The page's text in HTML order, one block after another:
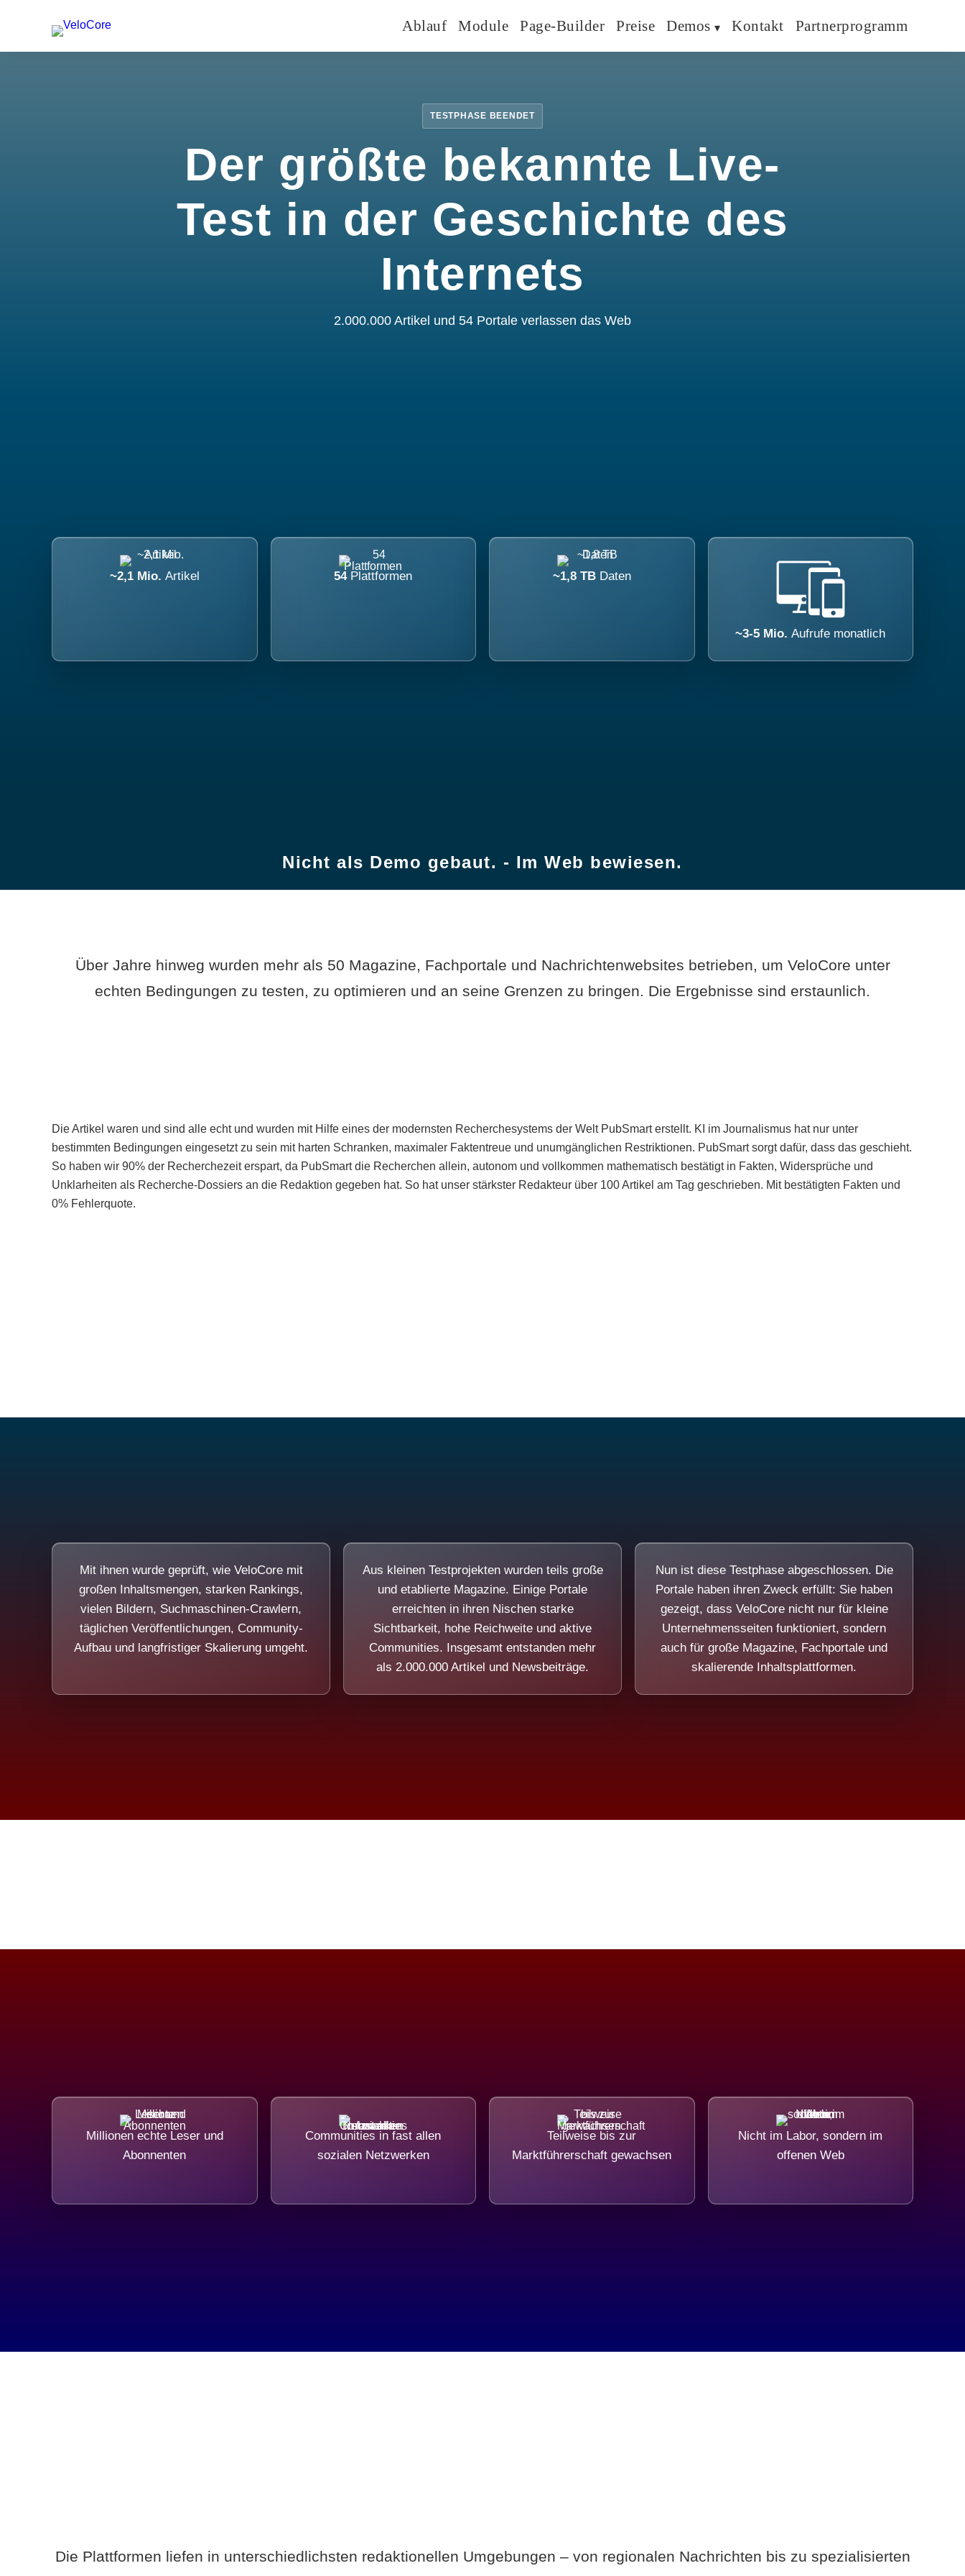
Ablauf Module Page-Builder Preise Demos Kontakt Partnerprogramm
TESTPHASE BEENDET
Der größte bekannte Live-
Test in der Geschichte des
Internets
2.000.000 Artikel und 54 Portale verlassen das Web
~2,1 Mio. Artikel 54 Plattformen ~1,8 TB Daten
~3-5 Mio.Aufrufe monatlich
Nicht als Demo gebaut. - Im Web bewiesen.
Über Jahre hinweg wurden mehr als 50 Magazine, Fachportale und Nachrichtenwebsites betrieben, um VeloCore unter
echten Bedingungen zu testen, zu optimieren und an seine Grenzen zu bringen. Die Ergebnisse sind erstaunlich.
Die Artikel waren und sind alle echt und wurden mit Hilfe eines der modernsten Recherchesystems der Welt PubSmart erstellt. KI im Journalismus hat nur unter
bestimmten Bedingungen eingesetzt zu sein mit harten Schranken, maximaler Faktentreue und unumgänglichen Restriktionen. PubSmart sorgt dafür, dass das geschieht.
So haben wir 90% der Recherchezeit erspart, da PubSmart die Recherchen allein, autonom und vollkommen mathematisch bestätigt in Fakten, Widersprüche und
Unklarheiten als Recherche-Dossiers an die Redaktion gegeben hat. So hat unser stärkster Redakteur über 100 Artikel am Tag geschrieben. Mit bestätigten Fakten und
0% Fehlerquote.
Mit ihnen wurde geprüft, wie VeloCore mit
großen Inhaltsmengen, starken Rankings,
vielen Bildern, Suchmaschinen-Crawlern,
täglichen Veröffentlichungen, Community-
Aufbau und langfristiger Skalierung umgeht.
Aus kleinen Testprojekten wurden teils große
und etablierte Magazine. Einige Portale
erreichten in ihren Nischen starke
Sichtbarkeit, hohe Reichweite und aktive
Communities. Insgesamt entstanden mehr
als 2.000.000 Artikel und Newsbeiträge.
Nun ist diese Testphase abgeschlossen. Die
Portale haben ihren Zweck erfüllt: Sie haben
gezeigt, dass VeloCore nicht nur für kleine
Unternehmensseiten funktioniert, sondern
auch für große Magazine, Fachportale und
skalierende Inhaltsplattformen.
Millionen echte Leser und
Abonnenten
Communities in fast allen
sozialen Netzwerken
Teilweise bis zur
Marktführerschaft gewachsen
Nicht im Labor, sondern im
offenen Web
Die Plattformen liefen in unterschiedlichsten redaktionellen Umgebungen – von regionalen Nachrichten bis zu spezialisierten